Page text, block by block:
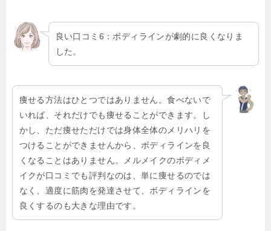
良い口コミ6：ボディラインが劇的に良くなりま
した。
痩せる方法はひとつではありません。食べないで
いれば、それだけでも痩せることができます。し
かし、ただ痩せただけでは身体全体のメリハリを
つけることができませんから、ボディラインを良
くなることはありません。メルメイクのボディメ
イクが口コミでも評判なのは、単に痩せるのでは
なく、適度に筋肉を発達させて、ボディラインを
良くするのも大きな理由です。